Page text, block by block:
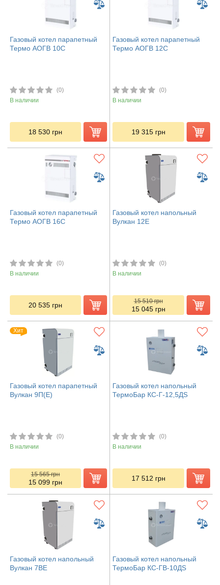
Газовый котел парапетный
Термо АОГВ 10С
(0)
В наличии
18 530 грн
Газовый котел парапетный
Термо АОГВ 12С
(0)
В наличии
19 315 грн
Газовый котел парапетный
Термо АОГВ 16С
(0)
В наличии
20 535 грн
Газовый котел напольный
Вулкан 12Е
(0)
В наличии
15 510грн
15 045 грн
Хит
Газовый котел парапетный
Вулкан 9П(Е)
(0)
В наличии
15 565грн
15 099 грн
Газовый котел напольный
ТермоБар КС-Г-12,5ДS
(0)
В наличии
17 512 грн
Газовый котел напольный
Вулкан 7ВЕ
Газовый котел напольный
ТермоБар КС-ГВ-10ДS